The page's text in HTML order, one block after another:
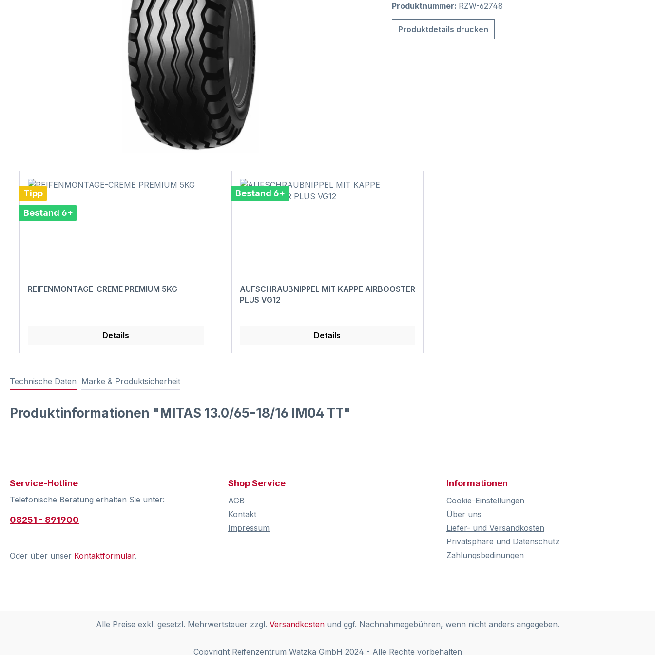
Produktnummer: RZW-62748
Produktdetails drucken
Tipp
Bestand 6+
REIFENMONTAGE-CREME PREMIUM 5KG
Details
Bestand 6+
AUFSCHRAUBNIPPEL MIT KAPPE AIRBOOSTER
PLUS VG12
Details
Technische Daten Marke & Produktsicherheit
Produktinformationen "MITAS 13.0/65-18/16 IM04 TT"
Service-Hotline
Telefonische Beratung erhalten Sie unter:
08251 - 891900
Oder über unser Kontaktformular.
Shop Service
AGB
Kontakt
Impressum
Informationen
Cookie-Einstellungen
Über uns
Liefer- und Versandkosten
Privatsphäre und Datenschutz
Zahlungsbedinungen
Alle Preise exkl. gesetzl. Mehrwertsteuer zzgl. Versandkostenund ggf. Nachnahmegebühren, wenn nicht anders angegeben.
Copyright Reifenzentrum Watzka GmbH 2024 - Alle Rechte vorbehalten